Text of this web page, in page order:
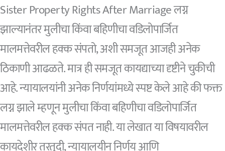
Sister Property Rights After Marriage लग्न
झाल्यानंतर मुलीचा किंवा बहिणीचा वडिलोपार्जित
मालमत्तेवरील हक्क संपतो, अशी समजूत आजही अनेक
ठिकाणी आढळते. मात्र ही समजूत कायद्याच्या दृष्टीने चुकीची
आहे. न्यायालयांनी अनेक निर्णयांमध्ये स्पष्ट केले आहे की फक्त
लग्न झाले म्हणून मुलीचा किंवा बहिणीचा वडिलोपार्जित
मालमत्तेवरील हक्क संपत नाही. या लेखात या विषयावरील
कायदेशीर तरतुदी, न्यायालयीन निर्णय आणि